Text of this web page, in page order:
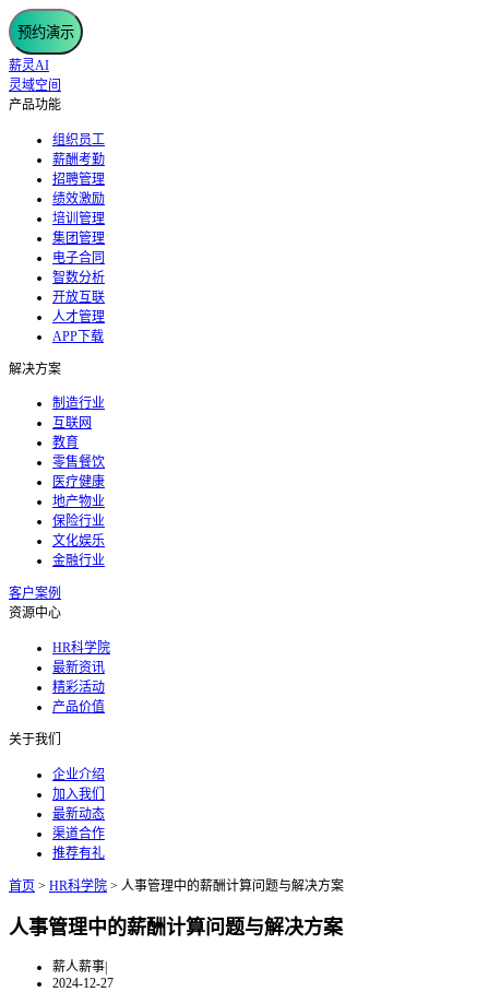
预约演示
薪灵AI
灵域空间
产品功能
组织员工
薪酬考勤
招聘管理
绩效激励
培训管理
集团管理
电子合同
智数分析
开放互联
人才管理
APP下载
解决方案
制造行业
互联网
教育
零售餐饮
医疗健康
地产物业
保险行业
文化娱乐
金融行业
客户案例
资源中心
HR科学院
最新资讯
精彩活动
产品价值
关于我们
企业介绍
加入我们
最新动态
渠道合作
推荐有礼
首页 > HR科学院 > 人事管理中的薪酬计算问题与解决方案
人事管理中的薪酬计算问题与解决方案
薪人薪事|
2024-12-27